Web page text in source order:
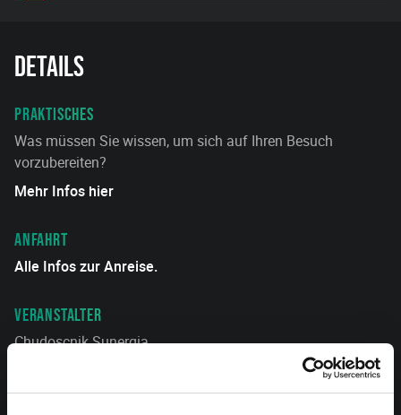
Details
PRAKTISCHES
Was müssen Sie wissen, um sich auf Ihren Besuch
vorzubereiten?
Mehr Infos hier
ANFAHRT
Alle Infos zur Anreise.
VERANSTALTER
Chudoscnik Sunergia
EINLASS